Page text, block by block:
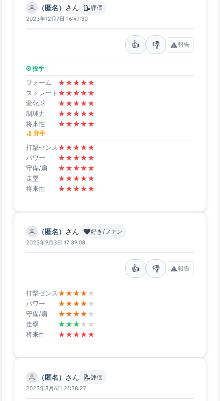
（匿名） さん 📝評価
2023年12月7日 16:47:30
👍 👎 ⚠️報告
⚾ 投手
フォーム
★★★★★
ストレート ★★★★★
変化球 ★★★★★
制球力 ★★★★★
将来性 ★★★★★
🏏 野手
打撃センス ★★★★★
パワー ★★★★★
守備/肩 ★★★★★
走塁 ★★★★★
将来性 ★★★★★
（匿名） さん ❤️好き/ファン
2023年9月3日 17:39:08
👍 👎 ⚠️報告
打撃センス ★★★★★
パワー ★★★★★
守備/肩 ★★★★★
走塁 ★★★★ ★
将来性 ★★★★★
（匿名） さん 📝評価
2023年8月6日 21:38:27